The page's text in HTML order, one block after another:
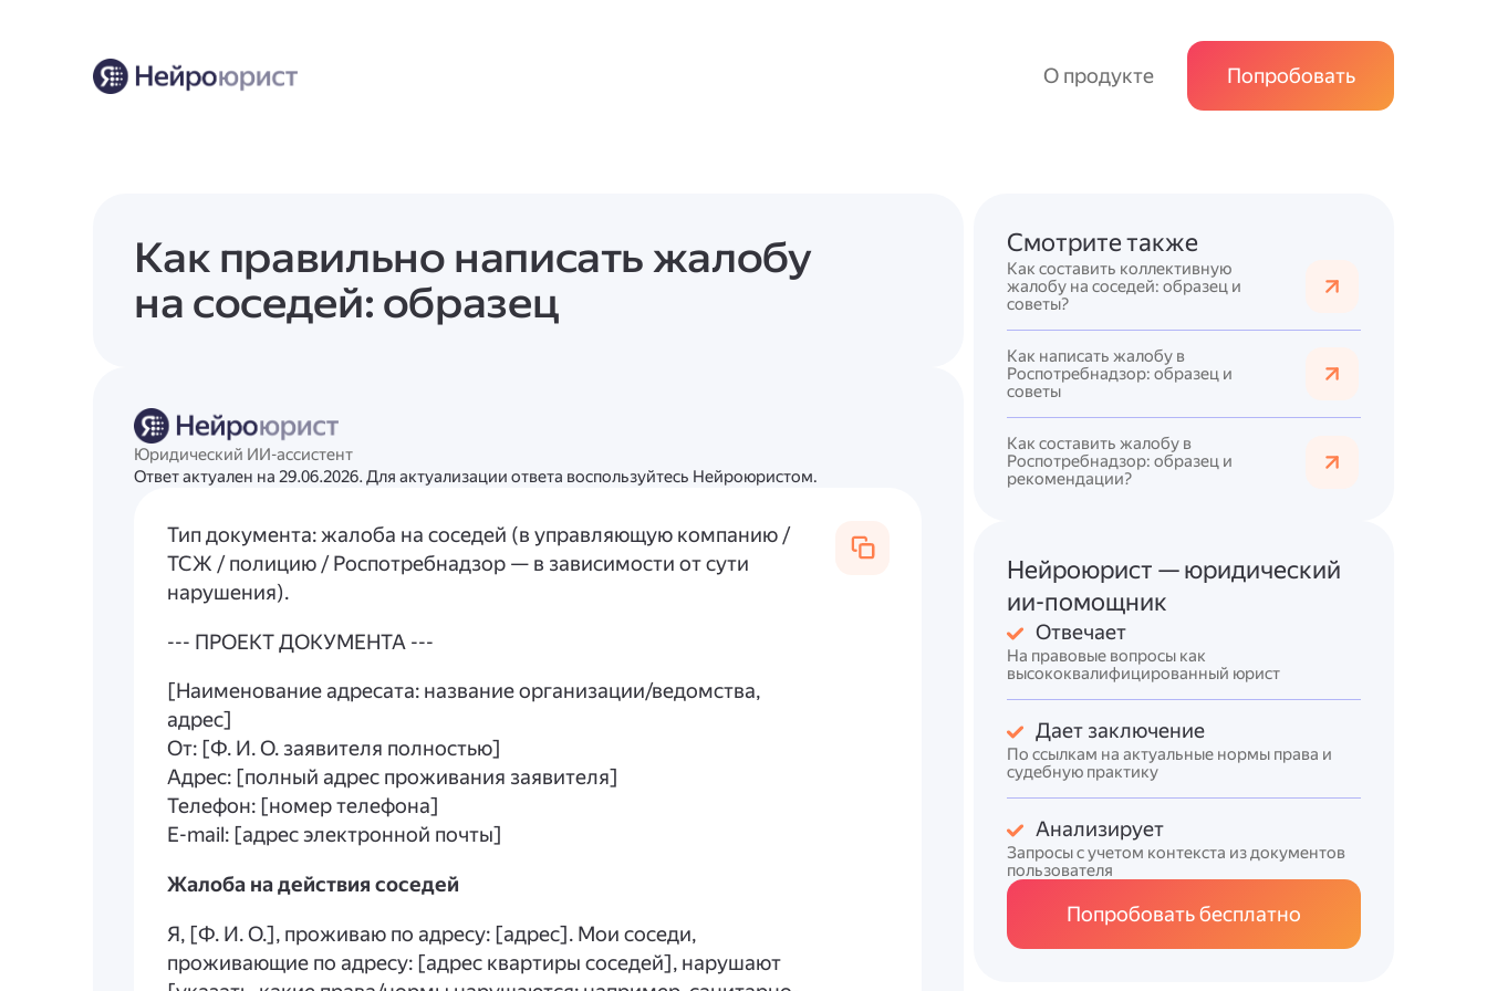
О продукте Попробовать
Как правильно написать жалобу
на соседей: образец
Юридический ИИ-ассистент
Ответ актуален на 29.06.2026. Для актуализации ответа воспользуйтесь Нейроюристом.
Тип документа: жалоба на соседей (в управляющую компанию /
ТСЖ / полицию / Роспотребнадзор — в зависимости от сути
нарушения).
--- ПРОЕКТ ДОКУМЕНТА ---
[Наименование адресата: название организации/ведомства,
адрес]
От: [Ф. И. О. заявителя полностью]
Адрес: [полный адрес проживания заявителя]
Телефон: [номер телефона]
E-mail: [адрес электронной почты]
Жалоба на действия соседей
Я, [Ф. И. О.], проживаю по адресу: [адрес]. Мои соседи,
проживающие по адресу: [адрес квартиры соседей], нарушают
Смотрите также
Как составить коллективную
жалобу на соседей: образец и
советы?
Как написать жалобу в
Роспотребнадзор: образец и
советы
Как составить жалобу в
Роспотребнадзор: образец и
рекомендации?
Нейроюрист — юридический
ии-помощник
Отвечает
На правовые вопросы как
высококвалифицированный юрист
Дает заключение
По ссылкам на актуальные нормы права и
судебную практику
Анализирует
Запросы с учетом контекста из документов
пользователя
Попробовать бесплатно